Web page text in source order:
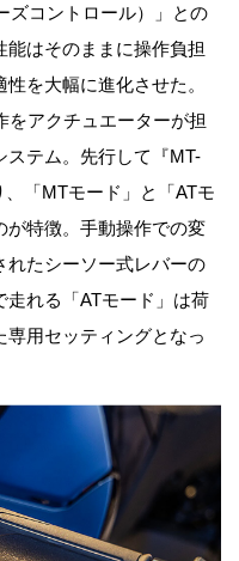
ズコントロール）」との
はそのままに操作負担
を大幅に進化させた。
をアクチュエーターが担
ステム。先行して『MT-
「MTモード」と「ATモ
が特徴。手動操作での変
れたシーソー式レバーの
れる「ATモード」は荷
用セッティングとなっ